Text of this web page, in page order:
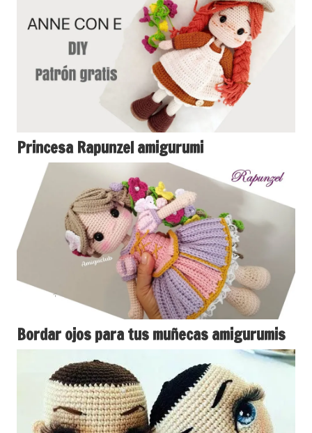
Princesa Rapunzel amigurumi
Bordar ojos para tus muñecas amigurumis